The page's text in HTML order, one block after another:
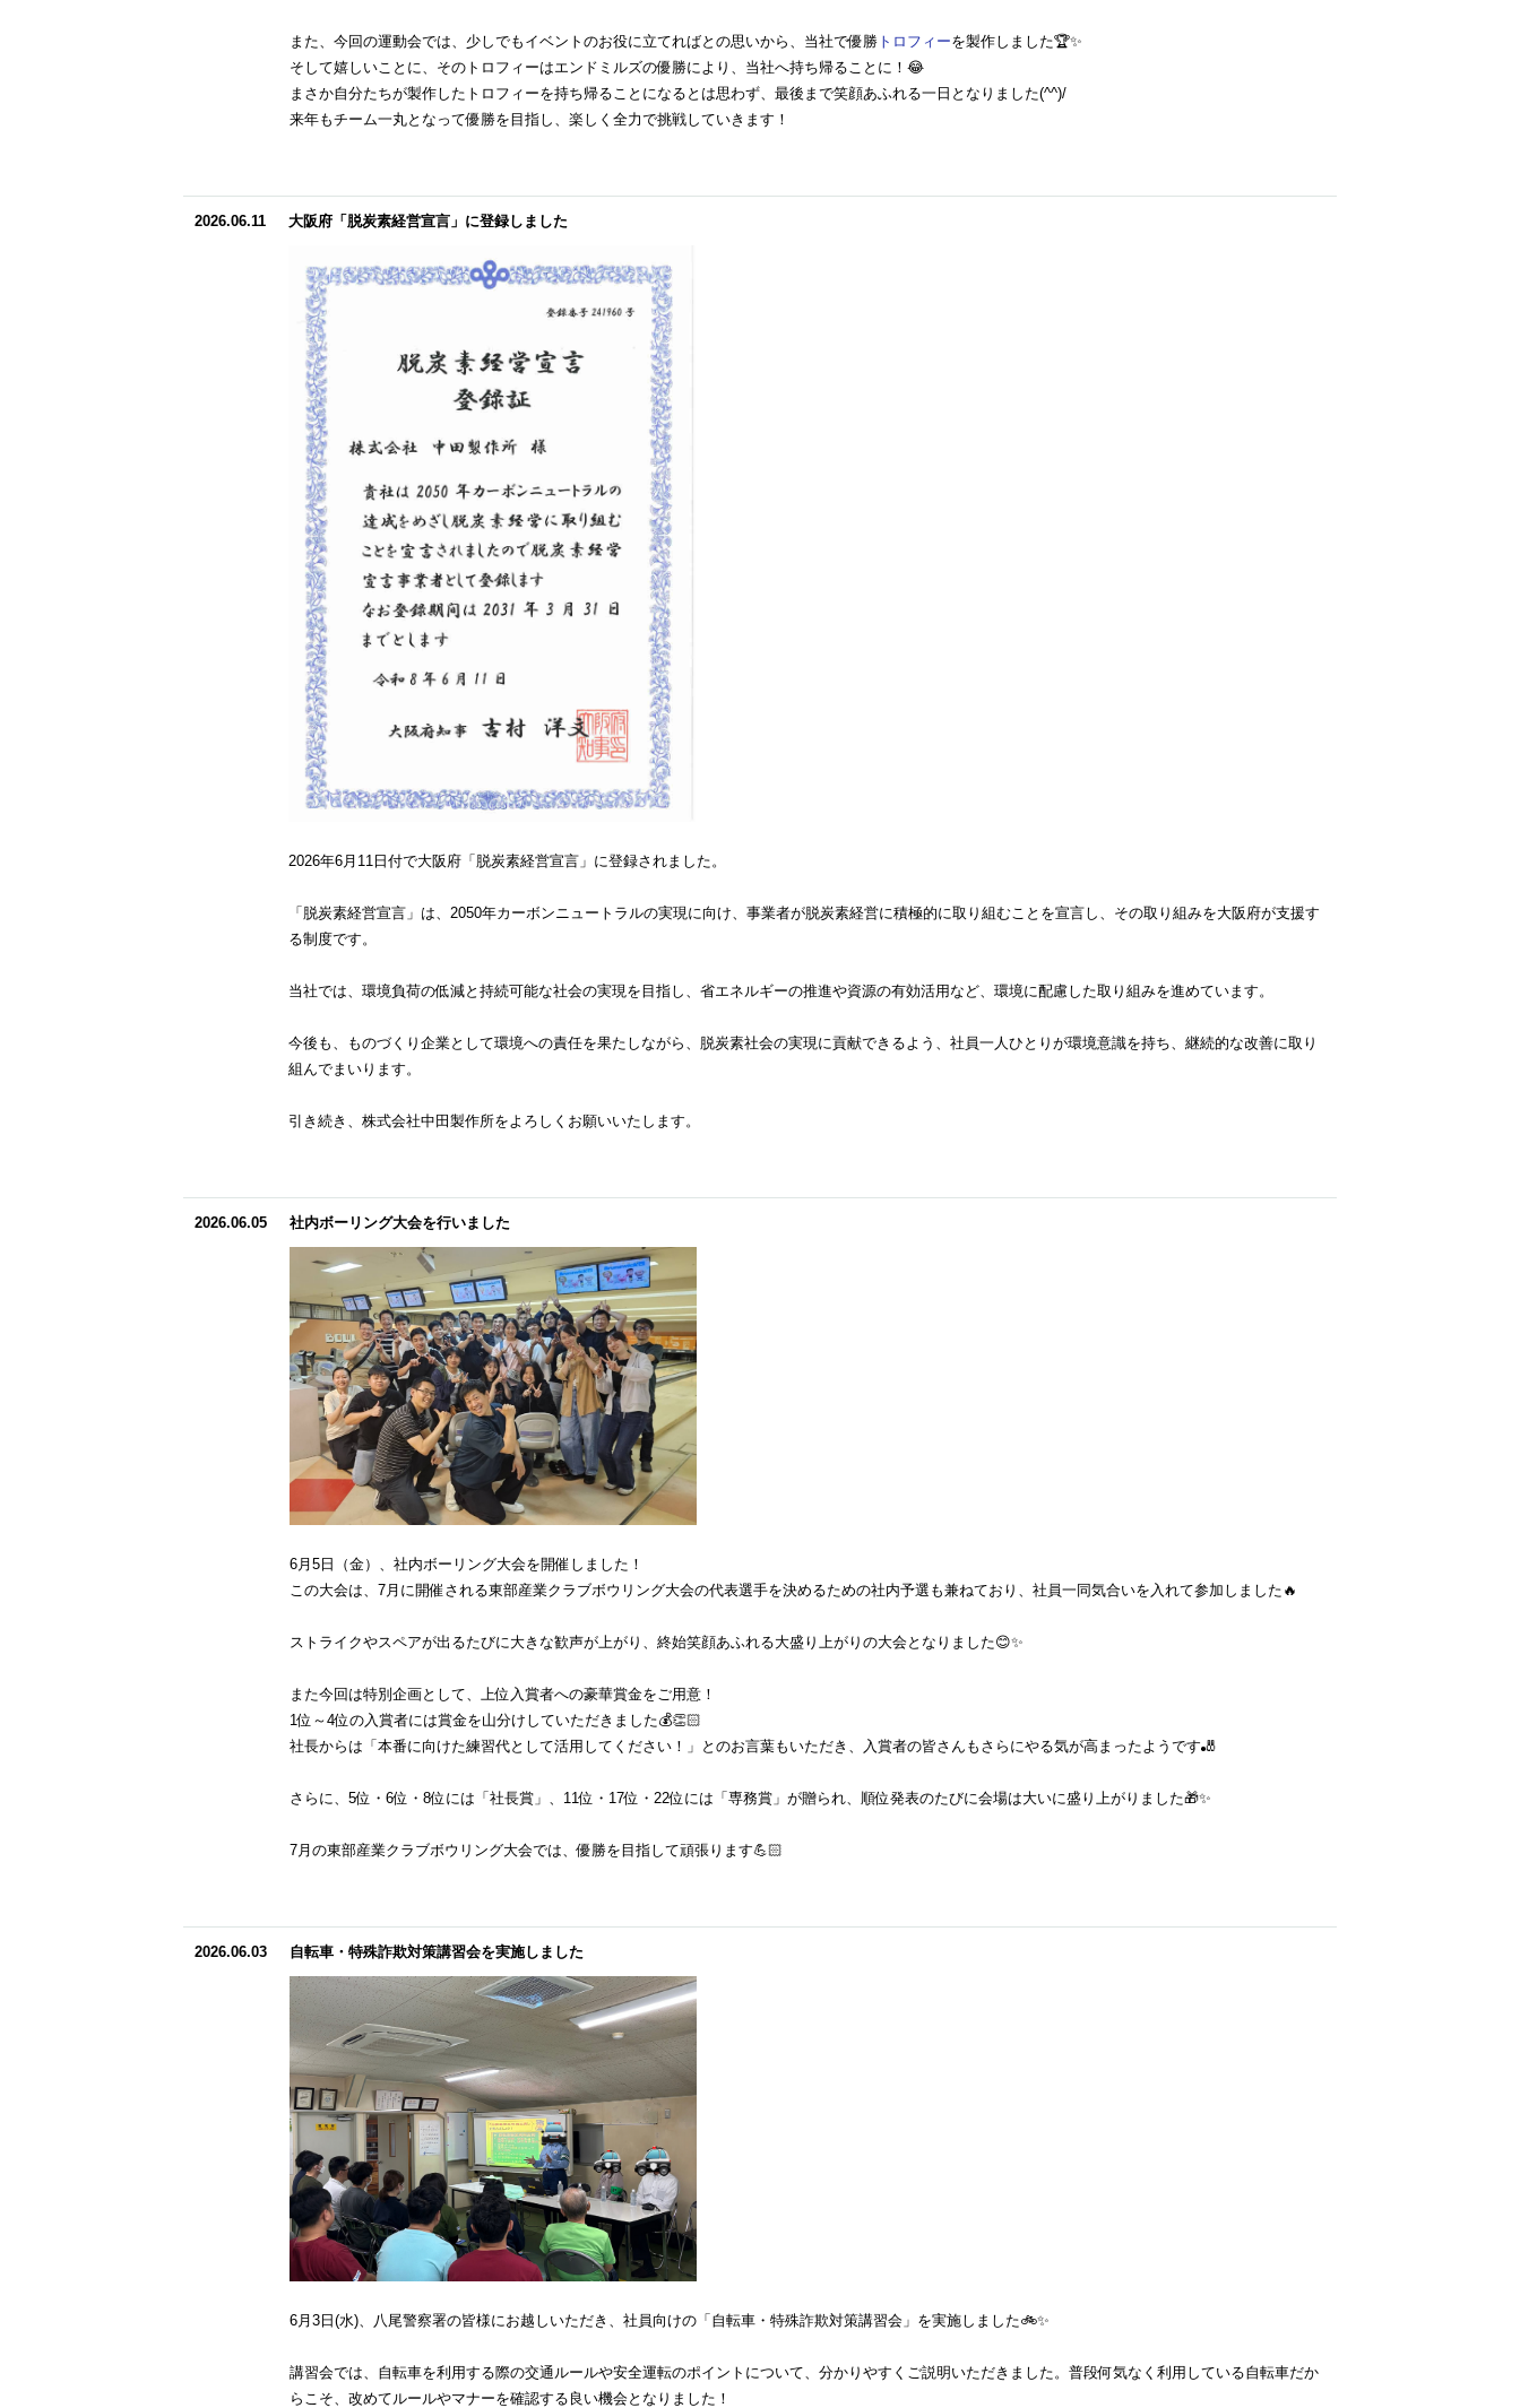
また、今回の運動会では、少しでもイベントのお役に立てればとの思いから、当社で優勝 トロフィーを製作しました🏆✨
そして嬉しいことに、そのトロフィーはエンドミルズの優勝により、当社へ持ち帰ることに！😂
まさか自分たちが製作したトロフィーを持ち帰ることになるとは思わず、最後まで笑顔あふれる一日となりました(^^)/
来年もチーム一丸となって優勝を目指し、楽しく全力で挑戦していきます！
2026.06.11 大阪府「脱炭素経営宣言」に登録しました
2026年6月11日付で大阪府「脱炭素経営宣言」に登録されました。
「脱炭素経営宣言」は、2050年カーボンニュートラルの実現に向け、事業者が脱炭素経営に積極的に取り組むことを宣言し、その取り組みを大阪府が支援す
る制度です。
当社では、環境負荷の低減と持続可能な社会の実現を目指し、省エネルギーの推進や資源の有効活用など、環境に配慮した取り組みを進めています。
今後も、ものづくり企業として環境への責任を果たしながら、脱炭素社会の実現に貢献できるよう、社員一人ひとりが環境意識を持ち、継続的な改善に取り
組んでまいります。
引き続き、株式会社中田製作所をよろしくお願いいたします。
2026.06.05 社内ボーリング大会を行いました
6月5日（金）、社内ボーリング大会を開催しました！
この大会は、7月に開催される東部産業クラブボウリング大会の代表選手を決めるための社内予選も兼ねており、社員一同気合いを入れて参加しました🔥
ストライクやスペアが出るたびに大きな歓声が上がり、終始笑顔あふれる大盛り上がりの大会となりました😊✨
また今回は特別企画として、上位入賞者への豪華賞金をご用意！
1位～4位の入賞者には賞金を山分けしていただきました💰👏🏻
社長からは「本番に向けた練習代として活用してください！」とのお言葉もいただき、入賞者の皆さんもさらにやる気が高まったようです🎳
さらに、5位・6位・8位には「社長賞」、11位・17位・22位には「専務賞」が贈られ、順位発表のたびに会場は大いに盛り上がりました🎁✨
7月の東部産業クラブボウリング大会では、優勝を目指して頑張ります💪🏻
2026.06.03 自転車・特殊詐欺対策講習会を実施しました
6月3日(水)、八尾警察署の皆様にお越しいただき、社員向けの「自転車・特殊詐欺対策講習会」を実施しました🚲✨
講習会では、自転車を利用する際の交通ルールや安全運転のポイントについて、分かりやすくご説明いただきました。普段何気なく利用している自転車だか
らこそ、改めてルールやマナーを確認する良い機会となりました！